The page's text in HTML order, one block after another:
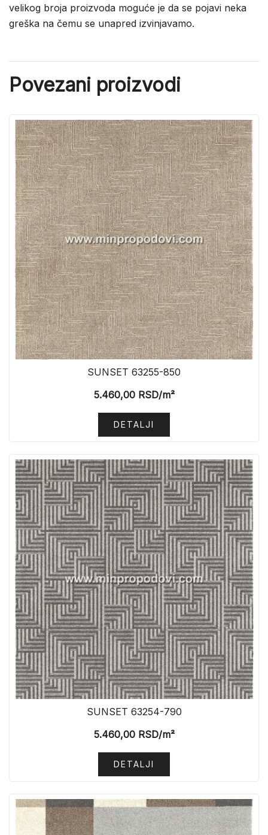
velikog broja proizvoda moguće je da se pojavi neka
greška na čemu se unapred izvinjavamo.
Povezani proizvodi
SUNSET 63255-850
5.460,00RSD/m²
DETALJI
SUNSET 63254-790
5.460,00RSD/m²
DETALJI